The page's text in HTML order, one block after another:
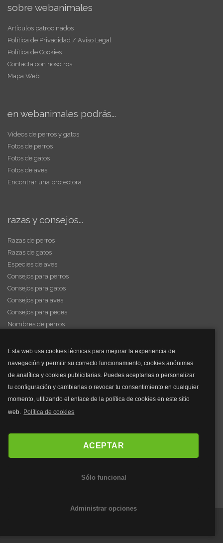
Esta web usa cookies técnicas para mejorar la experiencia de
navegación y permitir su correcto funcionamiento, cookies anónimas
de analítica y cookies publicitarias. Puedes aceptarlas o personalizar
tu configuración y cambiarlas o revocar tu consentimiento en cualquier
momento, utilizando el enlace de la política de cookies en este sitio
web. Política de cookies
ACEPTAR
Sólo funcional
Administrar opciones
sobre webanimales
Artículos patrocinados
Política de Privacidad / Aviso Legal
Política de Cookies
Contacta con nosotros
Mapa Web
en webanimales podrás...
Vídeos de perros y gatos
Fotos de perros
Fotos de gatos
Fotos de aves
Encontrar una protectora
razas y consejos...
Razas de perros
Razas de gatos
Especies de aves
Consejos para perros
Consejos para gatos
Consejos para aves
Consejos para peces
Nombres de perros
y mucho más...